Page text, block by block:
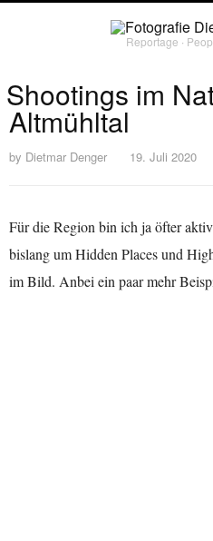
Reportage ∙
Shootings im
Altmühltal
by Dietmar Denger 19. Juli 2020
Für die Region bin ich ja öfter
bislang um Hidden Places und
im Bild. Anbei ein paar mehr